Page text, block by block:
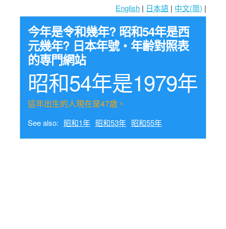
English | 日本語 | 中文(简) |
今年是令和幾年? 昭和54年是西
元幾年? 日本年號・年齢對照表
的専門網站
昭和54年是1979年
這年出生的人現在是47歳。
See also: 昭和1年 昭和53年 昭和55年